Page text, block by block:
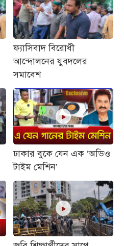
ফ্যাসিবাদ বিরোধী
আন্দোলনের যুবদলের
সমাবেশ
ঢাকার বুকে যেন এক ‘অডিও
টাইম মেশিন’